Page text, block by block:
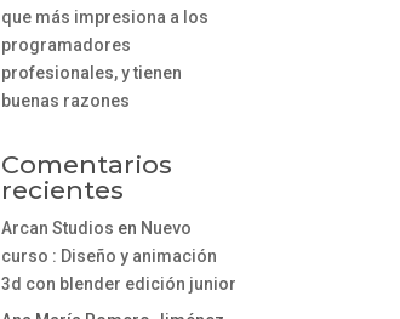
que más impresiona a los
programadores
profesionales, y tienen
buenas razones
Comentarios
recientes
Arcan Studios en Nuevo
curso : Diseño y animación
3d con blender edición junior